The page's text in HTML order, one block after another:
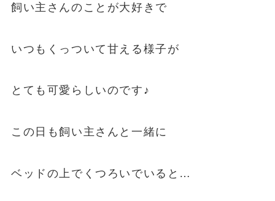
飼い主さんのことが大好きで
いつもくっついて甘える様子が
とても可愛らしいのです♪
この日も飼い主さんと一緒に
ベッドの上でくつろいでいると…